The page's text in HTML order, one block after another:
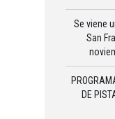
Se viene
San
DE